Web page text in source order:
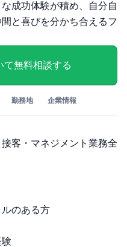
成功体験が積め、自分自
と喜びを分かち合えるフ
て無料相談する
勤務地 企業情報
客・マネジメント業務全
のある方